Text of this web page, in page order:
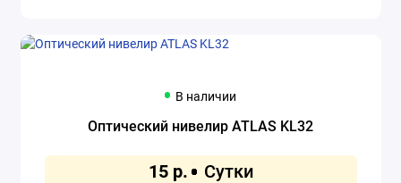
В наличии
Оптический нивелир ATLAS KL32
15 р.